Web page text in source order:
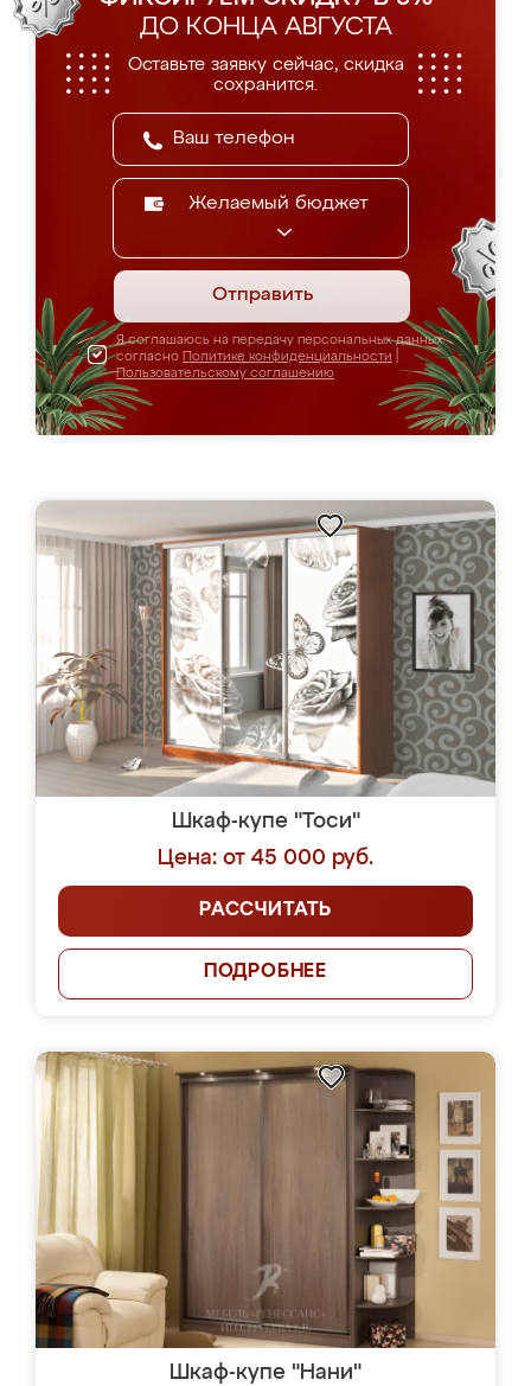
ДО КОНЦА АВГУСТА
Оставьте заявку сейчас, скидка
сохранится.
Желаемый бюджет
Отправить
Я соглашаюсь на передачу персональных данных
согласно Политике конфиденциальности
Пользовательскому соглашению
Шкаф-купе "Тоси"
Цена: от 45 000 руб.
РАССЧИТАТЬ
ПОДРОБНЕЕ
Шкаф-купе "Нани"